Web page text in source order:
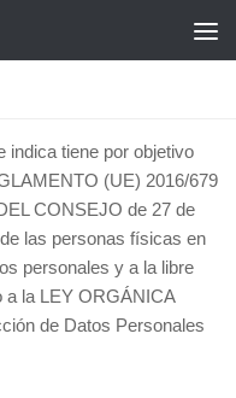
indica tiene por objetivo
(UE) 2016/679
CONSEJO de 27 de
las personas físicas en
personales y a la libre
la LEY ORGÁNICA
de Datos Personales